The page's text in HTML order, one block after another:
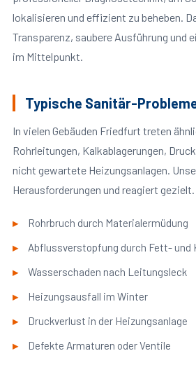
lokalisieren und effizient zu beheben.
Transparenz, saubere Ausführung und
im Mittelpunkt.
Typische Sanitär-
In vielen Gebäuden Friedfurt treten
Rohrleitungen, Kalkablagerungen,
nicht gewartete Heizungsanlagen.
Herausforderungen und reagiert gezielt.
Rohrbruch durch Materialermüdung
Abflussverstopfung durch Fett- und
Wasserschaden nach Leitungsleck
Heizungsausfall im Winter
Druckverlust in der Heizungsanlage
Defekte Armaturen oder Ventile